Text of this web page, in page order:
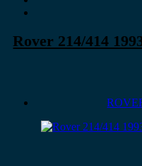
Rover 214/414